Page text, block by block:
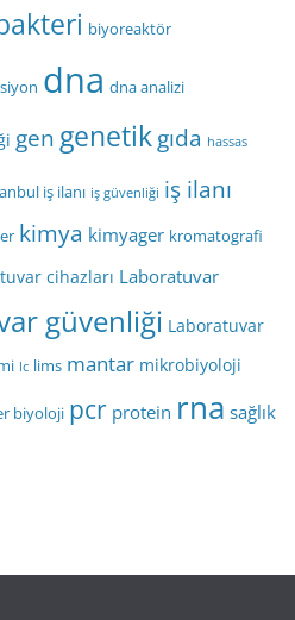
biyoreaktör
dna dna analizi
gen genetikgıda hassas
iş ilanı iş güvenliği iş ilanı
kimya kimyager kromatografi
cihazları Laboratuvar
güvenliği Laboratuvar
lc lims mantar mikrobiyoloji
biyoloji pcr protein rna sağlık